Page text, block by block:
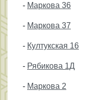
- Маркова 36
- Маркова 37
- Култукская 16
- Рябикова 1Д
- Маркова 2